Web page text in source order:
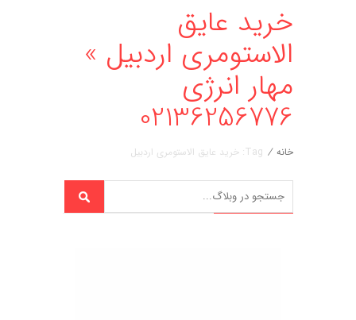
خرید عایق
الاستومری اردبیل »
مهار انرژی
02136256776
خانه / Tag: خرید عایق الاستومری اردبیل